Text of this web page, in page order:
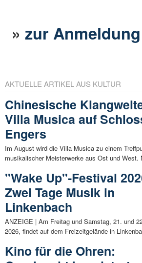
»zur Anmeldung
AKTUELLE ARTIKEL AUS KULTUR
Chinesische
Villa Musica auf
Engers
Im August wird die Villa Musica zu einem
musikalischer Meisterwerke aus Ost und West.
"Wake Up"-Festival
Zwei Tage Musik in
Linkenbach
ANZEIGE | Am Freitag und Samstag, 21. und
2026, findet auf dem Freizeitgelände in
Kino für die Ohren: